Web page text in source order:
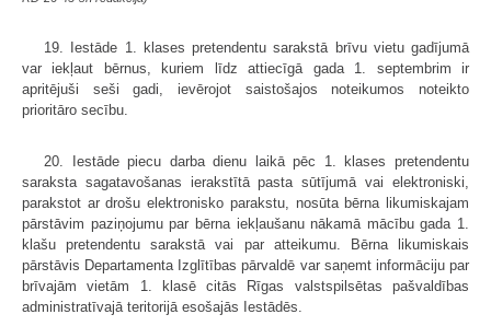
19. Iestāde 1. klases pretendentu sarakstā brīvu vietu gadījumā
var iekļaut bērnus, kuriem līdz attiecīgā gada 1. septembrim ir
apritējuši seši gadi, ievērojot saistošajos noteikumos noteikto
prioritāro secību.
20. Iestāde piecu darba dienu laikā pēc 1. klases pretendentu
saraksta sagatavošanas ierakstītā pasta sūtījumā vai elektroniski,
parakstot ar drošu elektronisko parakstu, nosūta bērna likumiskajam
pārstāvim paziņojumu par bērna iekļaušanu nākamā mācību gada 1.
klašu pretendentu sarakstā vai par atteikumu. Bērna likumiskais
pārstāvis Departamenta Izglītības pārvaldē var saņemt informāciju par
brīvajām vietām 1. klasē citās Rīgas valstspilsētas pašvaldības
administratīvajā teritorijā esošajās Iestādēs.